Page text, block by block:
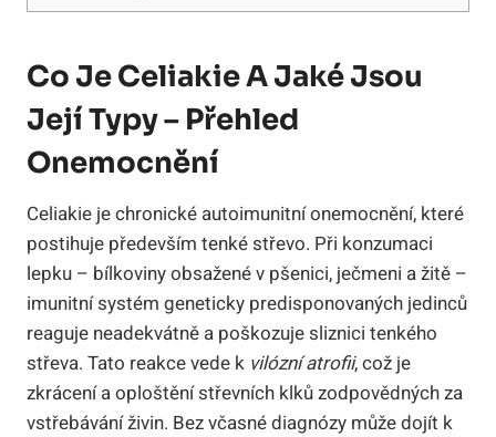
Co Je Celiakie A Jaké Jsou
Její Typy – Přehled
Onemocnění
Celiakie je chronické autoimunitní onemocnění, které
postihuje především tenké střevo. Při konzumaci
lepku – bílkoviny obsažené v pšenici, ječmeni a žitě –
imunitní systém geneticky predisponovaných jedinců
reaguje neadekvátně a poškozuje sliznici tenkého
střeva. Tato reakce vede k vilózní atrofii, což je
zkrácení a oploštění střevních klků zodpovědných za
vstřebávání živin. Bez včasné diagnózy může dojít k